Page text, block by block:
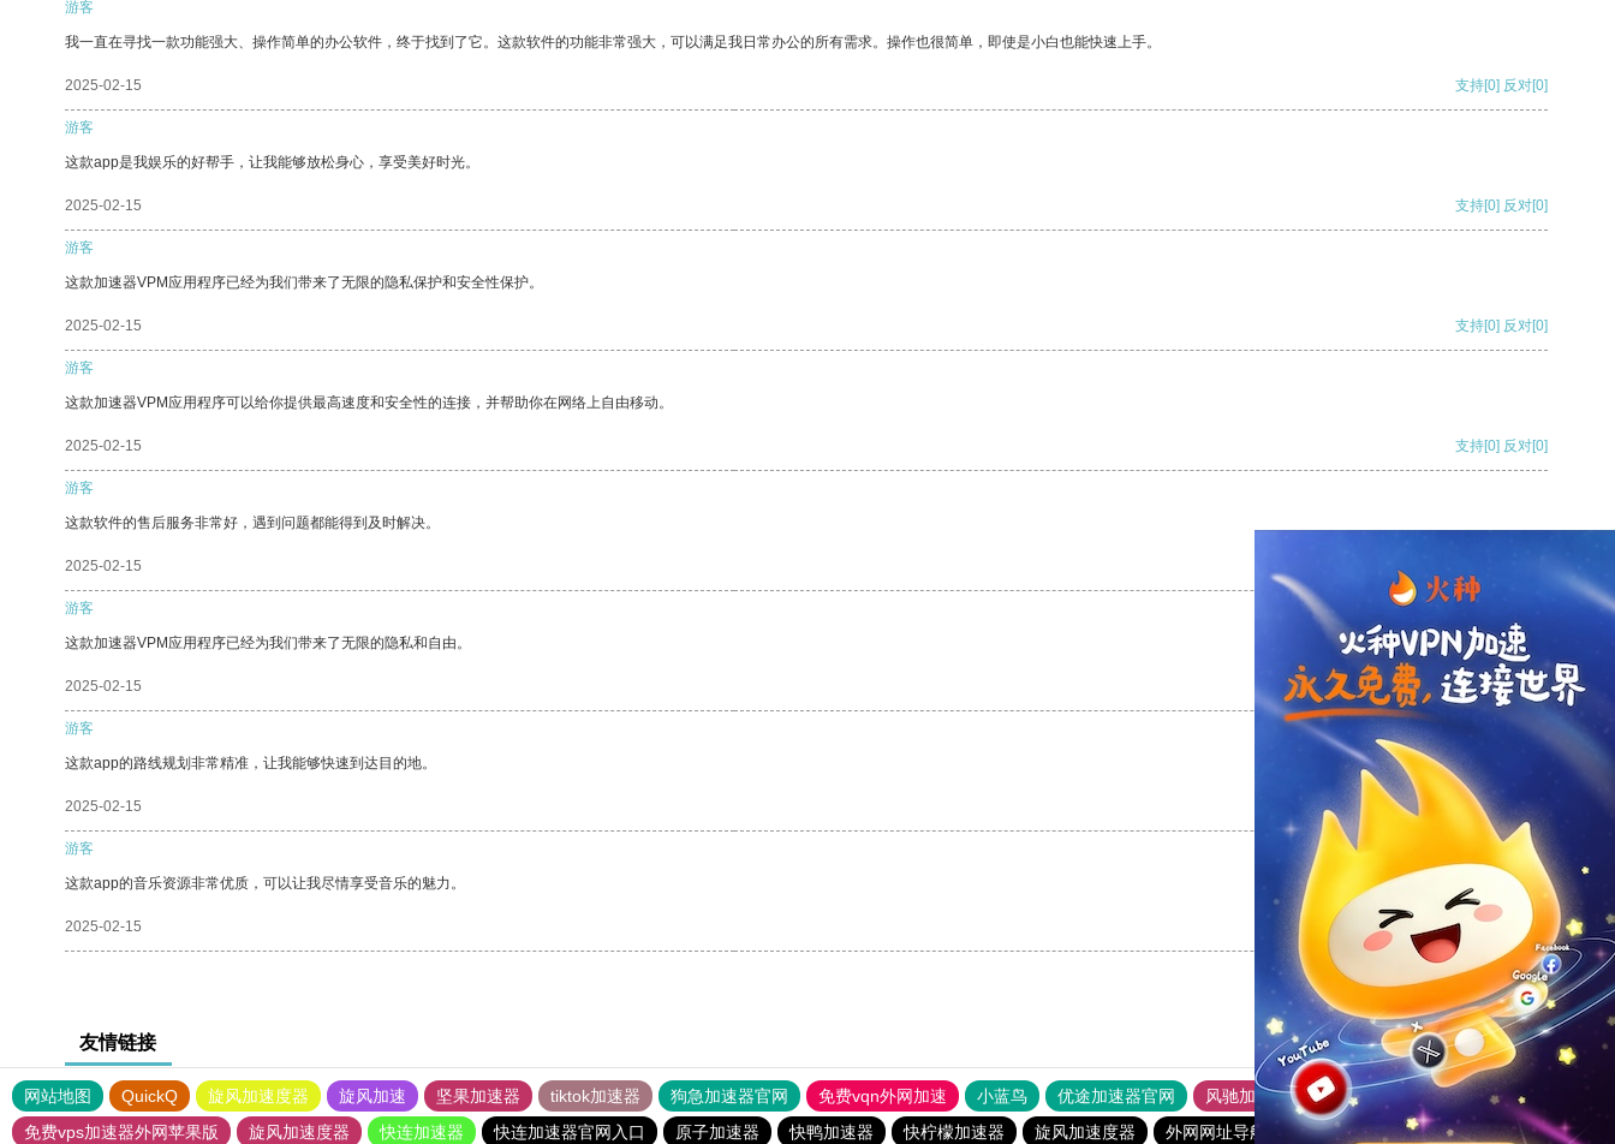
游客
我一直在寻找一款功能强大、操作简单的办公软件，终于找到了它。这款软件的功能非常强大，可以满足我日常办公的所有需求。操作也很简单，即使是小白也能快速上手。
2025-02-15 支持[0] 反对[0]
游客
这款app是我娱乐的好帮手，让我能够放松身心，享受美好时光。
2025-02-15 支持[0] 反对[0]
游客
这款加速器VPM应用程序已经为我们带来了无限的隐私保护和安全性保护。
2025-02-15 支持[0] 反对[0]
游客
这款加速器VPM应用程序可以给你提供最高速度和安全性的连接，并帮助你在网络上自由移动。
2025-02-15 支持[0] 反对[0]
游客
这款软件的售后服务非常好，遇到问题都能得到及时解决。
2025-02-15
游客
这款加速器VPM应用程序已经为我们带来了无限的隐私和自由。
2025-02-15 支持 [0] 反对[0]
游客
这款app的路线规划非常精准，让我能够快速到达目的地。
2025-02-15 支持[0] 反对
游客
这款app的音乐资源非常优质，可以让我尽情享受音乐的魅力。
2025-02-15 支持[0] 反对[0]
友情链接
网站地图 QuickQ 旋风加速度器 旋风加速 坚果加速器 tiktok加速器 狗急加速器官网 免费vqn外网加速 小蓝鸟 优途加速器官网 风驰加速器
旋风加速器
免费vps加速器外网苹果版
旋风加速度器 快连加速器 快连加速器官网入口 原子加速器 快鸭加速器 快柠檬加速器 旋风加速度器 外网网址导航 软件中心 雷霆加速 狂飙加速器